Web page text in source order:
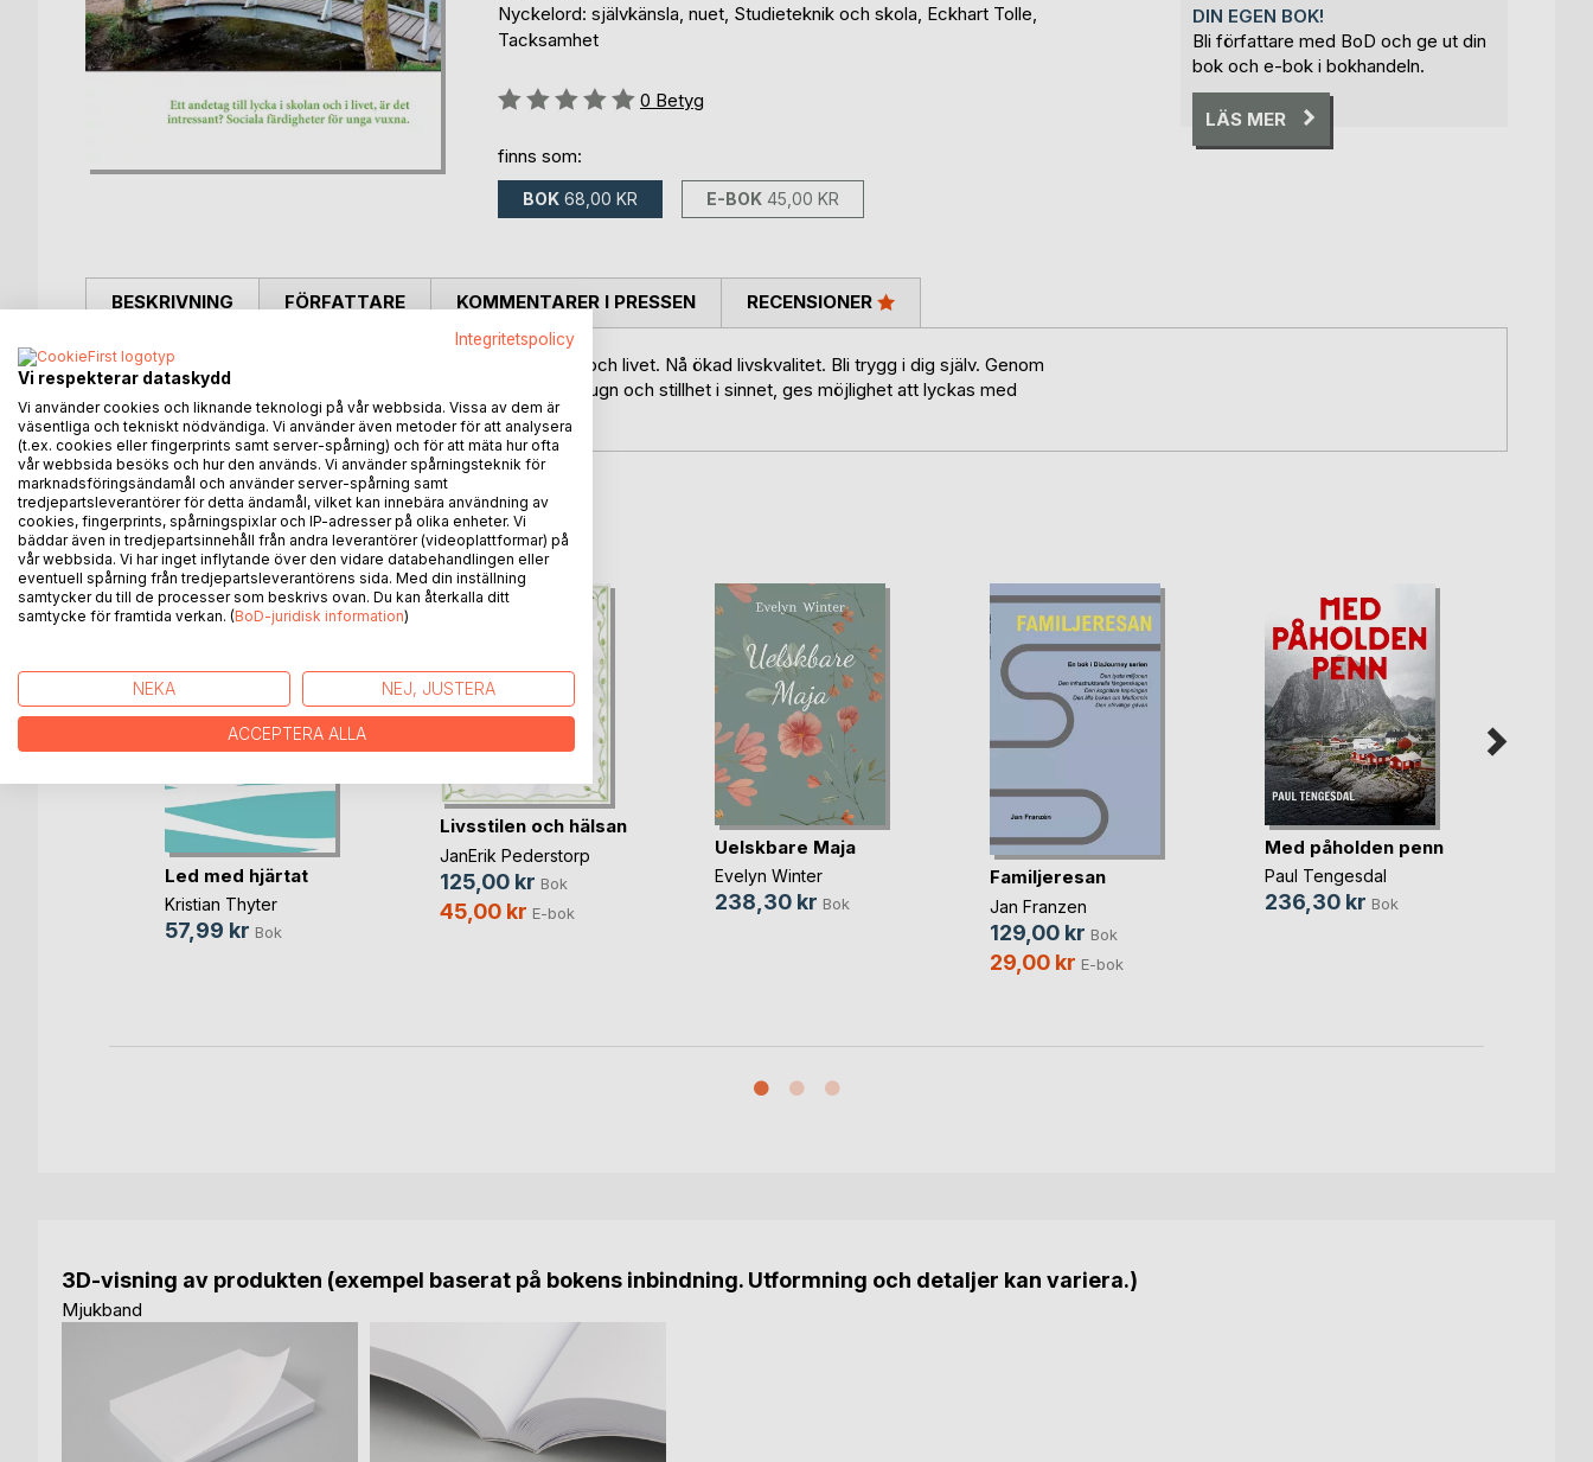
Nyckelord: självkänsla, nuet, Studieteknik och skola, Eckhart Tolle,
Tacksamhet
Betyg::
0 Betyg
finns som:
BOK 68,00 KR E-BOK 45,00 KR
DIN EGEN BOK!
Bli författare med BoD och ge ut din
bok och e-bok i bokhandeln.
LÄS MER
BESKRIVNING
Sociala färdigheter för unga vuxna att lyckas med skolan och livet. Nå ökad livskvalitet. Bli trygg i dig själv. Genom
inre trygghet når du högre grad av lycka här och nu. Med lugn och stillhet i sinnet, ges möjlighet att lyckas med
skolan och livet.
FÖRFATTARE KOMMENTARER I PRESSEN RECENSIONER
ANDRA TITLAR HOSBoD
Led med hjärtat
Kristian Thyter
57,99 kr Bok
Livsstilen och hälsan
JanErik Pederstorp
125,00 kr Bok
45,00 kr E-bok
Uelskbare Maja
Evelyn Winter
238,30 kr Bok
Familjeresan
Jan Franzen
129,00 kr Bok
29,00 kr E-bok
Med påholden penn
Paul Tengesdal
236,30 kr Bok
3D-visning av produkten (exempel baserat på bokens inbindning. Utformning och detaljer kan variera.)
Mjukband
Integritetspolicy
Vi respekterar dataskydd
Vi använder cookies och liknande teknologi på vår webbsida. Vissa av dem är
väsentliga och tekniskt nödvändiga. Vi använder även metoder för att analysera
(t.ex. cookies eller fingerprints samt server-spårning) och för att mäta hur ofta
vår webbsida besöks och hur den används. Vi använder spårningsteknik för
marknadsföringsändamål och använder server-spårning samt
tredjepartsleverantörer för detta ändamål, vilket kan innebära användning av
cookies, fingerprints, spårningspixlar och IP-adresser på olika enheter. Vi
bäddar även in tredjepartsinnehåll från andra leverantörer (videoplattformar) på
vår webbsida. Vi har inget inflytande över den vidare databehandlingen eller
eventuell spårning från tredjepartsleverantörens sida. Med din inställning
samtycker du till de processer som beskrivs ovan. Du kan återkalla ditt
samtycke för framtida verkan. (BoD-juridisk information)
NEKA NEJ, JUSTERA
ACCEPTERA ALLA